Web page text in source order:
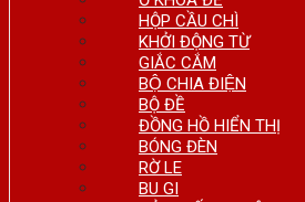
HỘP CẦU CHÌ
KHỞI ĐỘNG TỪ
GIẮC CẮM
BỘ CHIA ĐIỆN
BỘ ĐỀ
ĐỒNG HỒ HIỂN THỊ
BÓNG ĐÈN
RỜ LE
BU GI